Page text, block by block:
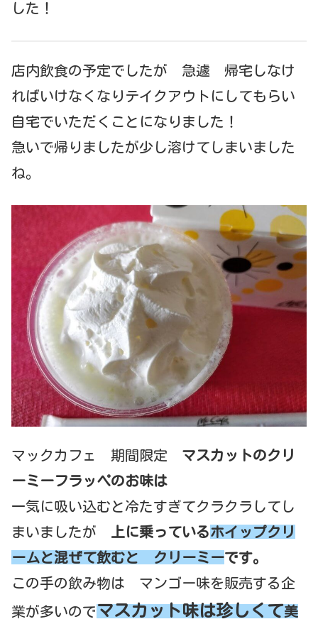
した！
店内飲食の予定でしたが 急遽 帰宅しなけ
ればいけなくなりテイクアウトにしてもらい
自宅でいただくことになりました！
急いで帰りましたが少し溶けてしまいました
ね。
マックカフェ 期間限定 マスカットのクリ
ーミーフラッペのお味は
一気に吸い込むと冷たすぎてクラクラしてし
まいましたが
上に乗っているホイップクリ
ームと混ぜて飲むと クリーミーです。
この手の飲み物は マンゴー味を販売する企
業が多いので マスカット味は珍しくて美